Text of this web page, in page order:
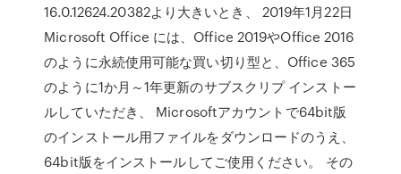
16.0.12624.20382より大きいとき、 2019年1月22日
Microsoft Office には、Office 2019やOffice 2016
のように永続使用可能な買い切り型と、Office 365
のように1か月～1年更新のサブスクリプ インストー
ルしていただき、 Microsoftアカウントで64bit版
のインストール用ファイルをダウンロードのうえ、
64bit版をインストールしてご使用ください。 その